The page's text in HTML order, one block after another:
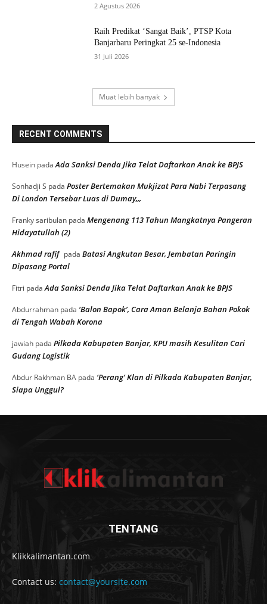
2 Agustus 2026
Raih Predikat ‘Sangat Baik’, PTSP Kota
Banjarbaru Peringkat 25 se-Indonesia
31 Juli 2026
Muat lebih banyak
RECENT COMMENTS
Husein padaAda Sanksi Denda Jika Telat Daftarkan Anak ke BPJS
Sonhadji S pada Poster Bertemakan Mukjizat Para Nabi Terpasang
Di London Tersebar Luas di Dumay,,,
Franky saribulan pada Mengenang 113 Tahun Mangkatnya Pangeran
Hidayatullah (2)
Akhmad rafif pada Batasi Angkutan Besar, Jembatan Paringin
Dipasang Portal
Fitri padaAda Sanksi Denda Jika Telat Daftarkan Anak ke BPJS
Abdurrahman pada ‘Balon Bapok’, Cara Aman Belanja Bahan Pokok
di Tengah Wabah Korona
jawiah pada Pilkada Kabupaten Banjar, KPU masih Kesulitan Cari
Gudang Logistik
Abdur Rakhman BA pada ‘Perang’ Klan di Pilkada Kabupaten Banjar,
Siapa Unggul?
TENTANG
Klikkalimantan.com
Contact us: contact@yoursite.com